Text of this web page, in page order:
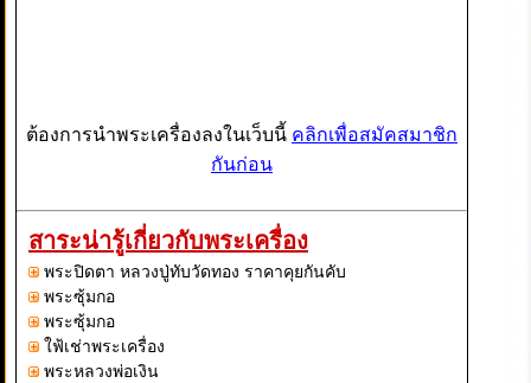
ต้องการนำพระเครื่องลงในเว็บนี้ คลิกเพื่อสมัคสมาชิก
กันก่อน
สาระน่ารู้เกี่ยวกับพระเครื่อง
พระปิดตา หลวงปู่ทับวัดทอง ราคาคุยกันคับ
พระซุ้มกอ
พระซุ้มกอ
ใฟ้เช่าพระเครื่อง
พระหลวงพ่อเงิน